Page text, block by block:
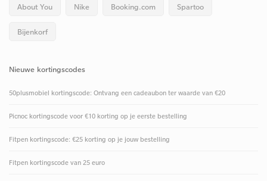
About You Nike Booking.com Spartoo
Bijenkorf
Nieuwe kortingscodes
50plusmobiel kortingscode: Ontvang een cadeaubon ter waarde van €20
Picnoc kortingscode voor €10 korting op je eerste bestelling
Fitpen kortingscode: €25 korting op je jouw bestelling
Fitpen kortingscode van 25 euro